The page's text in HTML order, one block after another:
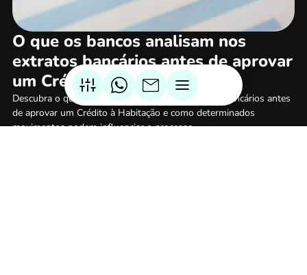
O que os bancos analisam nos
extratos bancários antes de aprovar
um Crédito à Habitação
Descubra o que os bancos analisam nos extratos bancários antes
de aprovar um Crédito à Habitação e como determinados
movimentos podem influenciar o processo.